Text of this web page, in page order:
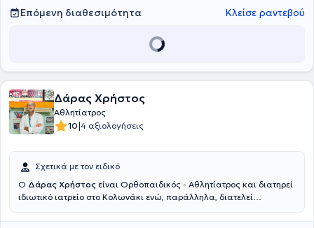
ιδιώτης ιατρός, διατελεί Διευθυντής Ορθοπαιδικός Χειρουργός,
Ανακατασκευής Αρθρώσεων Ελάχιστης Επεμβατικότητας και
του αντιμετωπίζει πληθώρα περιστατικών με γνώμονα την
επιστήμης του.
Επόμενη διαθεσιμότητα Κλείσε ραντεβού
Δάρας Χρήστος
Αθλητίατρος
10|4 αξιολογήσεις
Σχετικά με τον ειδικό
Ο Δάρας Χρήστος είναι Ορθοπαιδικός - Αθλητίατρος και διατηρεί
ιδιωτικό ιατρείο στο Κολωνάκι ενώ, παράλληλα, διατελεί
Φαλήρου. Είναι απόφοιτος της Ιατρικής σχολής του Πανεπιστημίου